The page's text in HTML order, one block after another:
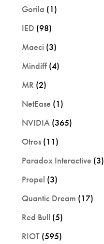
Gorila (1)
IED (98)
Maeci (3)
Mindiff(4)
MR (2)
NetEase (1)
NVIDIA(365)
Otros(11)
Paradox Interactive (3)
Propel (3)
Quantic Dream (17)
Red Bull (5)
RIOT(595)